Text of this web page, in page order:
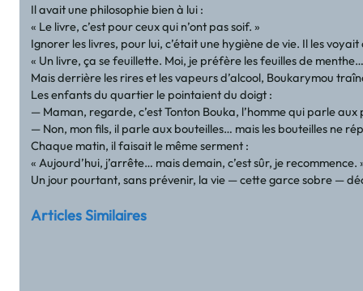
Il avait une philosophie bien à lui :
« Le livre, c’est pour ceux qui n’ont pas soif. »
Ignorer les livres, pour lui, c’était une hygiène de vie. Il les
« Un livre, ça se feuillette. Moi, je préfère les feuilles de
Mais derrière les rires et les vapeurs d’alcool, Boukarymou
Les enfants du quartier le pointaient du doigt :
— Maman, regarde, c’est Tonton Bouka, l’homme qui parle aux
— Non, mon fils, il parle aux bouteilles… mais les bouteilles ne
Chaque matin, il faisait le même serment :
« Aujourd’hui, j’arrête… mais demain, c’est sûr, je recommence.
Un jour pourtant, sans prévenir, la vie — cette garce sobre —
Articles Similaires